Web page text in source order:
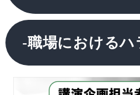
-職場におけるハ